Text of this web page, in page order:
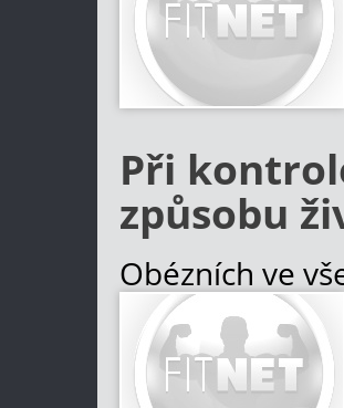
nevynechá
Více informací
Při
způsobu
Obézních ve
přibývá a
stav
zvyšují a to